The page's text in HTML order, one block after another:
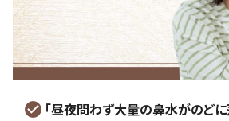
「昼夜問わず大量の鼻水がのどに